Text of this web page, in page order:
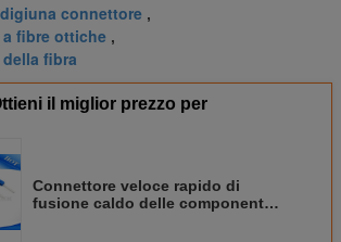
connettore ,
fibre ottiche ,
fibra
il miglior prezzo per
Connettore veloce rapido di
fusione caldo delle componenti